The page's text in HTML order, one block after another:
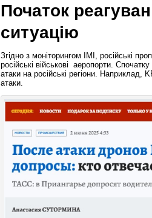
Початок
ситуацію
Згідно з моніторингом ІМІ, російські
російські військові аеропорти.
атаки на російські регіони. Наприклад,
атаки.